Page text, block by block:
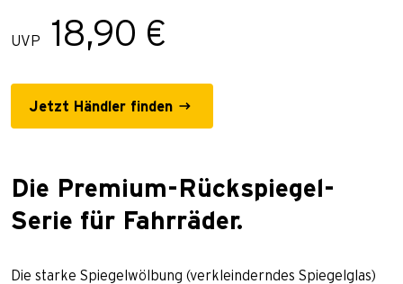
UVP 18,90 €
Jetzt Händler finden
Die Premium-Rückspiegel-
Serie für Fahrräder.
Die starke Spiegelwölbung (verkleinderndes Spiegelglas)